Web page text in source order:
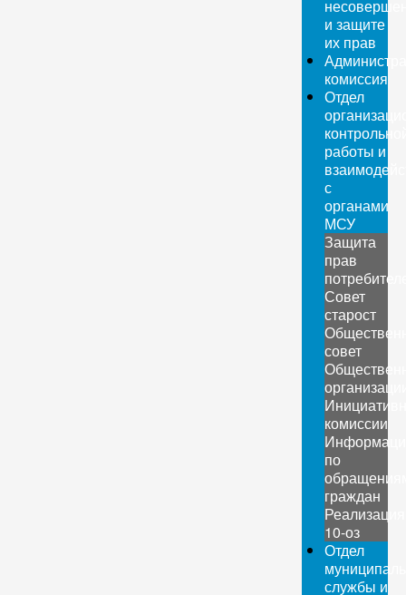
и защите
их прав
комиссия
Отдел
работы и
с
органами
МСУ
Защита
прав
Совет
старост
совет
комиссии
по
граждан
Реализация
10-оз
Отдел
службы и